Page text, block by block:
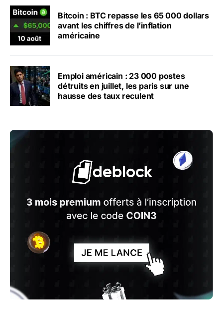
Bitcoin : BTC repasse les 65 000 dollars
avant les chiffres de l’inflation
américaine
Emploi américain : 23 000 postes
détruits en juillet, les paris sur une
hausse des taux reculent